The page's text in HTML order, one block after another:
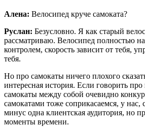
Алена: Велосипед круче самоката?
Руслан: Безусловно. Я как старый
рассматриваю. Велосипед полностью
контролем, скорость зависит от тебя,
тебя.
Но про самокаты ничего плохого
интересная история. Если говорить
самокаты между собой очевидно
самокатами тоже соприкасаемся, у нас,
минус одна клиентская аудитория, но
моменты времени.